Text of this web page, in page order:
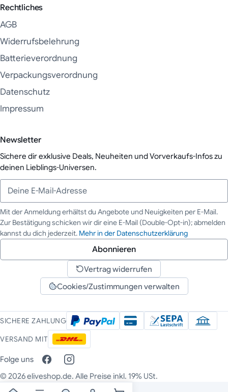
Rechtliches
AGB
Widerrufsbelehrung
Batterieverordnung
Verpackungsverordnung
Datenschutz
Impressum
Newsletter
Sichere dir exklusive Deals, Neuheiten und Vorverkaufs-Infos zu
deinen Lieblings-Universen.
Deine E-Mail-Adresse
Mit der Anmeldung erhältst du Angebote und Neuigkeiten per E-Mail.
Zur Bestätigung schicken wir dir eine E-Mail (Double-Opt-in); abmelden
kannst du dich jederzeit. Mehr in der Datenschutzerklärung
Abonnieren
Vertrag widerrufen
Cookies/Zustimmungen verwalten
SICHERE ZAHLUNG
VERSAND MIT
Folge uns
© 2026 eliveshop.de. Alle Preise inkl. 19% USt.